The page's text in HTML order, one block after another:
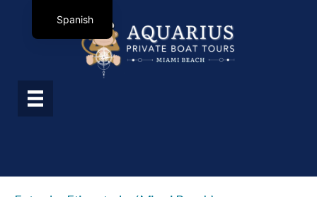
Spanish